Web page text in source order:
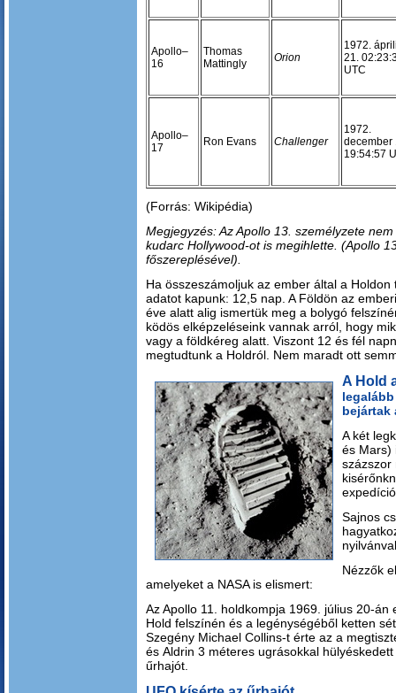
Apollo–
16
Thomas
Mattingly
Orion
1972.
21.
UTC
Apollo–
17
Ron Evans Challenger
1972.
december
19:54:57
(Forrás: Wikipédia)
Megjegyzés: Az Apollo 13. személyzete
kudarc Hollywood-ot is megihlette. (Apollo
főszereplésével).
Ha összeszámoljuk az ember által a
adatot kapunk: 12,5 nap. A Földön az
éve alatt alig ismertük meg a bolygó
ködös elképzeléseink vannak arról, hogy
vagy a földkéreg alatt. Viszont 12 és fél
megtudtunk a Holdról. Nem maradt ott
A Hold
bejártak
A két
és Mars)
százszor
Sajnos
Nézzők
amelyeket a NASA is elismert:
Az Apollo 11. holdkompja 1969. július 20-án
Hold felszínén és a legénységéből ketten
Szegény Michael Collins-t érte az a
és Aldrin 3 méteres ugrásokkal
űrhajót.